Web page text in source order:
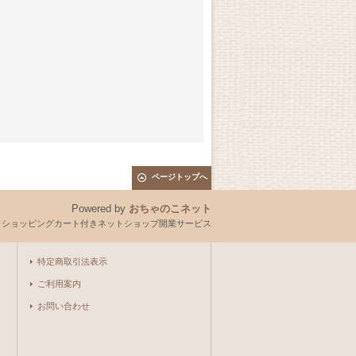
ページトップへ
Powered by おちゃのこネット
ョッピングカート付きネットショップ開業サービス
特定商取引法表示
ご利用案内
お問い合わせ